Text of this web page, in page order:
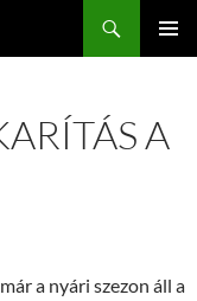
A
a nyári szezon áll a